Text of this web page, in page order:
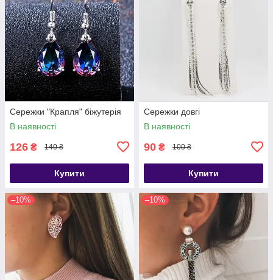
Сережки "Крапля" біжутерія
В наявності
126 ₴ 140 ₴
Купити
Сережки довгі
В наявності
90 ₴ 100 ₴
Купити
–10% –10%